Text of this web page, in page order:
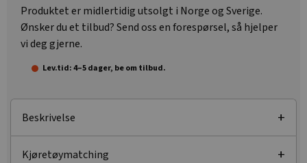
Produktet er midlertidig utsolgt i Norge og Sverige.
Ønsker du et tilbud? Send oss en forespørsel, så hjelper
vi deg gjerne.
Lev.tid: 4–5 dager, be om tilbud.
Beskrivelse
Kjøretøymatching